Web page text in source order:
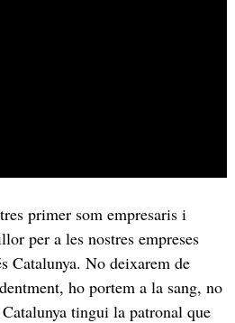
primer som empresaris i
per a les nostres empreses
Catalunya. No deixarem de
ho portem a la sang, no
tingui la patronal que